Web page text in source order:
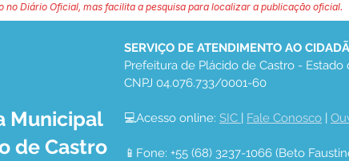
no Diário Oficial, mas facilita a pesquisa para localizar a publicação oficial.
Municipal
de Castro
SERVIÇO DE ATENDIMENTO AO
Prefeitura de Plácido de Castro - Estado
CNPJ 04.076.733/0001-60
💻Acesso online: SIC | Fale Conosco |
📱Fone: +55 (68) 3237-1066 (Beto